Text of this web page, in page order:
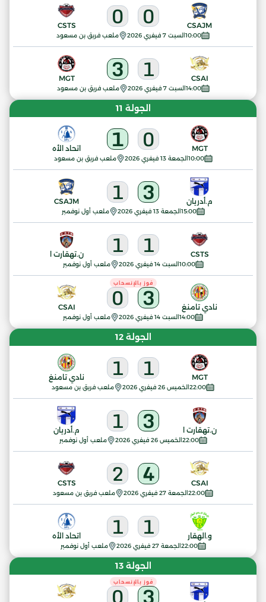
10:00السبت 7 فيفري 2026 ملعب فريق بن مسعود
CSAJM
0
0
CSTS
14:00السبت 7 فيفري 2026 ملعب فريق بن مسعود
CSAI
1
3
MGT
الجولة 11
10:00الجمعة 13 فيفري 2026 ملعب فريق بن مسعود
MGT
0
1 اتحاد الأه
15:00الجمعة 13 فيفري 2026 ملعب أول نوفمبر
م.أدريان 3
1
CSAJM
10:00السبت 14 فيفري 2026 ملعب أول نوفمبر
CSTS
1
1 ن.تهقارت ا
14:00السبت 14 فيفري 2026 ملعب أول نوفمبر
نادي تامنغ 3
0
فوز بالإنسحاب
CSAI
الجولة 12
22:00الخميس 26 فيفري 2026 ملعب فريق بن مسعود
MGT
1
1 نادي تامنغ
22:00الخميس 26 فيفري 2026 ملعب أول نوفمبر
ن.تهقارت ا 3
1 م.أدريان
22:00الجمعة 27 فيفري 2026 ملعب فريق بن مسعود
CSAI
4
2
CSTS
22:00الجمعة 27 فيفري 2026 ملعب أول نوفمبر
و.الهقار 1
1 اتحاد الأه
الجولة 13
فوز بالإنسحاب